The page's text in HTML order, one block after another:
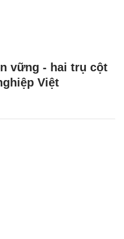
vững - hai trụ cột
Việt